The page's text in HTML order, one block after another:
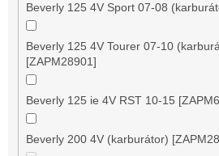
Beverly 125 4V Sport 07-08
Beverly 125 4V Tourer 07-10
[ZAPM28901]
Beverly 125 ie 4V RST 10-15
Beverly 200 4V (karburátor)